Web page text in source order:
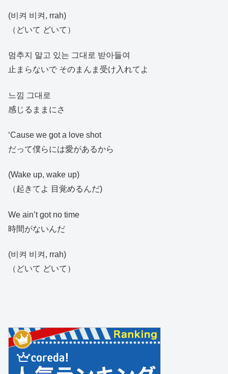
(비켜 비켜, rrah)
（どいて どいて）
멈추지 말고 있는 그대로 받아들여
止まらないで そのまんま受け入れてよ
느낌 그대로
感じるままにさ
‘Cause we got a love shot
だって僕らには愛があるから
(Wake up, wake up)
（起きてよ 目覚めるんだ)
We ain’t got no time
時間がないんだ
(비켜 비켜, rrah)
（どいて どいて）